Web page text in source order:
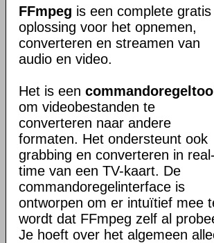
FFmpeg is een complete gratis
oplossing voor het opnemen,
converteren en streamen van
audio en video.
Het is een commandoregeltool
om videobestanden te
converteren naar andere
formaten. Het ondersteunt ook
grabbing en converteren in real-
time van een TV-kaart. De
commandoregelinterface is
ontworpen om er intuïtief mee
wordt dat FFmpeg zelf al
Je hoeft over het algemeen